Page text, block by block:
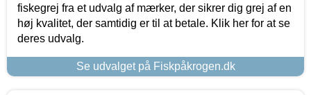
fiskegrej fra et udvalg af mærker, der sikrer dig grej af en
høj kvalitet, der samtidig er til at betale. Klik her for at se
deres udvalg.
Se udvalget på Fiskpåkrogen.dk